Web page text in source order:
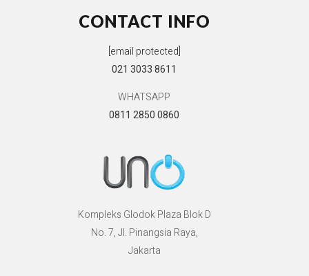
CONTACT INFO
[email protected]
021 3033 8611
WHATSAPP
0811 2850 0860
Kompleks Glodok Plaza Blok D
No. 7, Jl. Pinangsia Raya,
Jakarta